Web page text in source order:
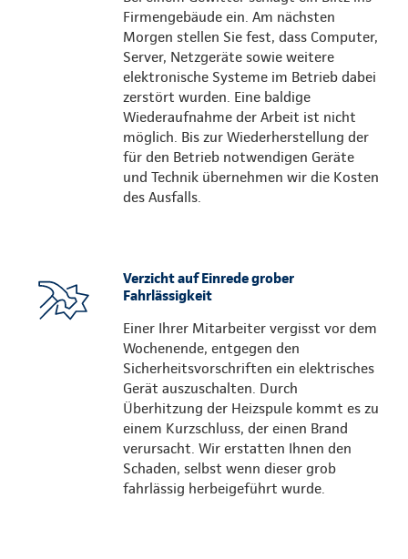
Firmengebäude ein. Am nächsten
Morgen stellen Sie fest, dass Computer,
Server, Netzgeräte sowie weitere
elektronische Systeme im Betrieb dabei
zerstört wurden. Eine baldige
Wiederaufnahme der Arbeit ist nicht
möglich. Bis zur Wiederherstellung der
für den Betrieb notwendigen Geräte
und Technik übernehmen wir die Kosten
des Ausfalls.
Verzicht auf Einrede grober
Fahrlässigkeit
Einer Ihrer Mitarbeiter vergisst vor dem
Wochenende, entgegen den
Sicherheitsvorschriften ein elektrisches
Gerät auszuschalten. Durch
Überhitzung der Heizspule kommt es zu
einem Kurzschluss, der einen Brand
verursacht. Wir erstatten Ihnen den
Schaden, selbst wenn dieser grob
fahrlässig herbeigeführt wurde.